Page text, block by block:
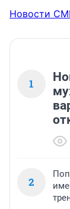
Новости
1
2